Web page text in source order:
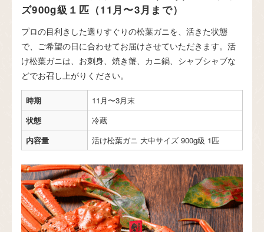
ズ900g級１匹（11月〜3月まで）
プロの目利きした選りすぐりの松葉ガニを、活きた状態
で、ご希望の日に合わせてお届けさせていただきます。活
け松葉ガニは、お刺身、焼き蟹、カニ鍋、シャブシャブな
どでお召し上がりください。
時期
11月〜3月末
状態
冷蔵
内容量
活け松葉ガニ 大中サイズ 900g級 1匹